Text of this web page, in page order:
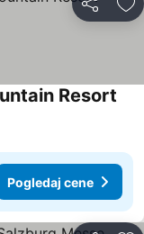
Deli
Resort
Pogledaj cene